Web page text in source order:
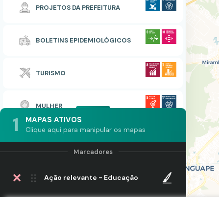
PROJETOS DA PREFEITURA
BOLETINS EPIDEMIOLÓGICOS
TURISMO
MULHER
1 MAPAS ATIVOS
Clique aqui para manipular os mapas
Ação relevante - Educação